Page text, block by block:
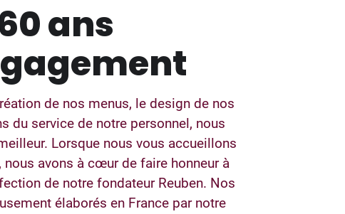
ans
de nos menus, le design de nos
du service de notre personnel, nous
Lorsque nous vous accueillons
avons à cœur de faire honneur à
de notre fondateur Reuben. Nos
élaborés en France par notre